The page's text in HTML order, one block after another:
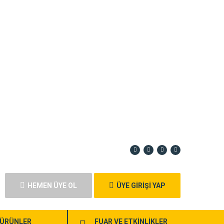
HEMEN ÜYE OL ÜYE GİRİŞİ YAP
ÜRÜNLER FUAR VE ETKİNLİKLER